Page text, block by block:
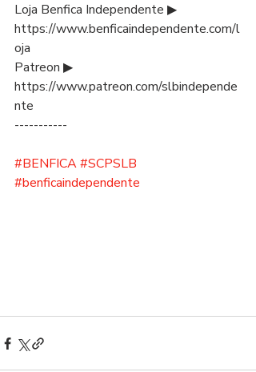
Loja Benfica Independente ▶
https://www.benficaindependente.com/l
oja
Patreon ▶
https://www.patreon.com/slbindepende
nte
-----------
#BENFICA#SCPSLB
#benficaindependente